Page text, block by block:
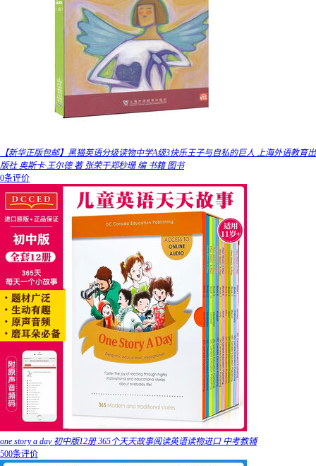
【新华正版包邮】黑猫英语分级读物中学A级3快乐王子与自私的巨人 上海外语教育出
版社 奥斯卡·王尔德 著 张荣干郑秒珊 编 书籍 图书
0条评价
one story a day 初中版12册 365个天天故事阅读英语读物进口 中考教辅
500条评价